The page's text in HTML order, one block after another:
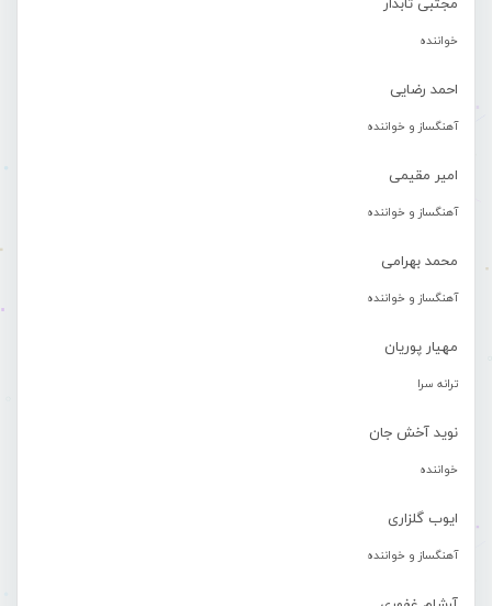
مجتبی تابدار
خواننده
احمد رضایی
آهنگساز و خواننده
امیر مقیمی
آهنگساز و خواننده
محمد بهرامی
آهنگساز و خواننده
مهیار پوریان
ترانه سرا
نوید آخش جان
خواننده
ایوب گلزاری
آهنگساز و خواننده